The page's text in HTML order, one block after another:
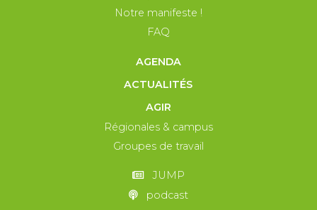
Notre manifeste !
FAQ
AGENDA
ACTUALITÉS
AGIR
Régionales & campus
Groupes de travail
JUMP
podcast